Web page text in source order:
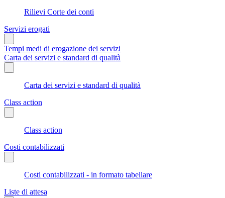
Rilievi Corte dei conti
Servizi erogati
Tempi medi di erogazione dei servizi
Carta dei servizi e standard di qualità
Carta dei servizi e standard di qualità
Class action
Class action
Costi contabilizzati
Costi contabilizzati - in formato tabellare
Liste di attesa